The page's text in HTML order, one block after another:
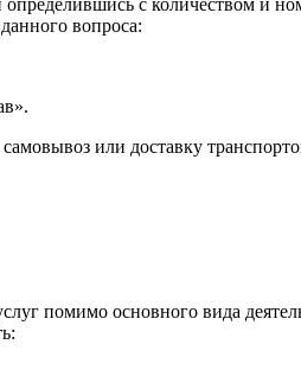
с количеством и
вопроса:
или доставку
помимо основного вида